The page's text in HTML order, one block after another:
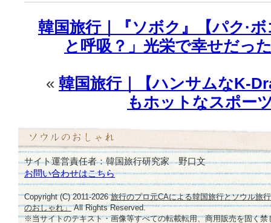
着
る！
は
韓国旅行｜『ソボク』【パク·
と呼吸？」光栄で幸せだっ
« 韓国旅行｜【ハンサムなK-
もホットなスポー
サイト運営責任者：韓国旅行研究家 野口文
お問い合わせはこちら
Copyright (C) 2011-2026旅行のプロ元CAによる韓国旅行とソウル旅
のおしゃれ」All Rights Reserved.
※当サイトのテキスト・画像等すべての転載転用、商用販売を固く禁